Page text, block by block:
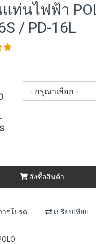
ท่นไฟฟ้า
/ PD-16L
สั่งซื้อสินค้า
ารโปรด เปรียบเทียบ